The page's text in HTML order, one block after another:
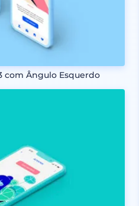
com Ângulo Esquerdo